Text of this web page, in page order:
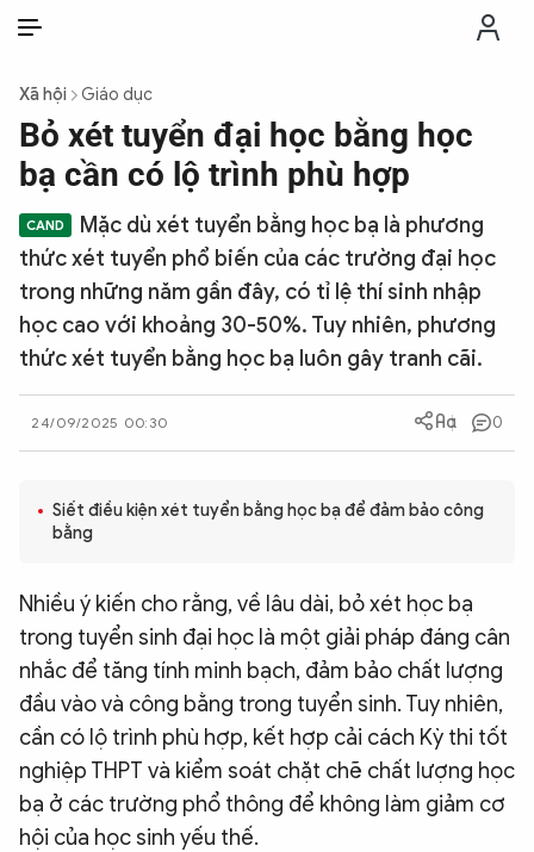
THỜI SỰ
CHỐNG DIỄN BIẾN HÒA BÌNH
CÔNG AN TRONG LÒNG DÂN
XÃ HỘI
PHÁP LUẬT
VĂN HÓA - THỂ THAO
BẠN ĐỌC & CAND
ĐA PHƯƠNG TIỆN
eMagazine
Xã hội Giáo dục
Bỏ xét tuyển đại học bằng học
bạ cần có lộ trình phù hợp
Mặc dù xét tuyển bằng học bạ là phương
thức xét tuyển phổ biến của các trường đại học
trong những năm gần đây, có tỉ lệ thí sinh nhập
học cao với khoảng 30-50%. Tuy nhiên, phương
thức xét tuyển bằng học bạ luôn gây tranh cãi.
24/09/2025 00:30 0
Siết điều kiện xét tuyển bằng học bạ để đảm bảo công
bằng
Nhiều ý kiến cho rằng, về lâu dài, bỏ xét học bạ
trong tuyển sinh đại học là một giải pháp đáng cân
nhắc để tăng tính minh bạch, đảm bảo chất lượng
đầu vào và công bằng trong tuyển sinh. Tuy nhiên,
cần có lộ trình phù hợp, kết hợp cải cách Kỳ thi tốt
nghiệp THPT và kiểm soát chặt chẽ chất lượng học
bạ ở các trường phổ thông để không làm giảm cơ
hội của học sinh yếu thế.